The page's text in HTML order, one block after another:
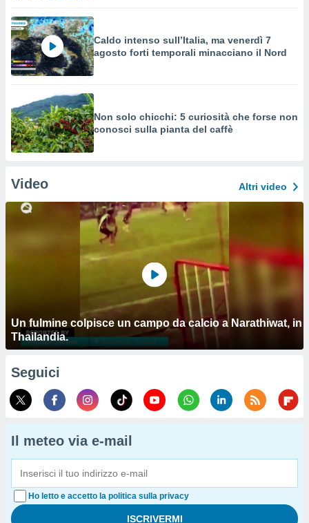
Caldo intenso sull’Italia, ma venerdì 7
agosto forti temporali minacciano il Nord
Non solo chicchi: 5 curiosità che forse non
conosci sulla pianta del caffè
Video Altri video
Un fulmine colpisce un campo da calcio a Narathiwat, in
Thailandia.
Seguici
Il meteo via e-mail
Ho letto e accetto la politica sulla privacy